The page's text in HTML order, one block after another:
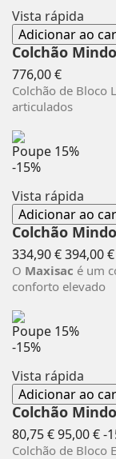
Vista rápida
Adicionar ao
Colchão
776,00 €Preço
Colchão de Bloco
articulados
Poupe 15%
-15%
Vista rápida
Adicionar ao
Colchão
334,90 €Preço
normal
394,00 €
O Maxisac é um
conforto elevado
Poupe 15%
-15%
Vista rápida
Adicionar ao
Colchão
80,75 €Preço
normal
95,00 €-
Colchão de Bloco